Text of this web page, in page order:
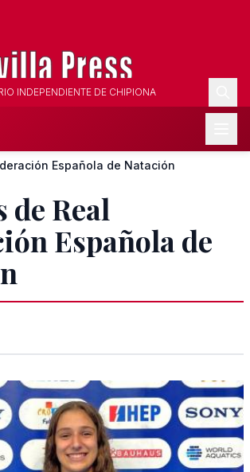
INDEPENDIENTE DE CHIPIONA
Española de Natación
de Real
Española de